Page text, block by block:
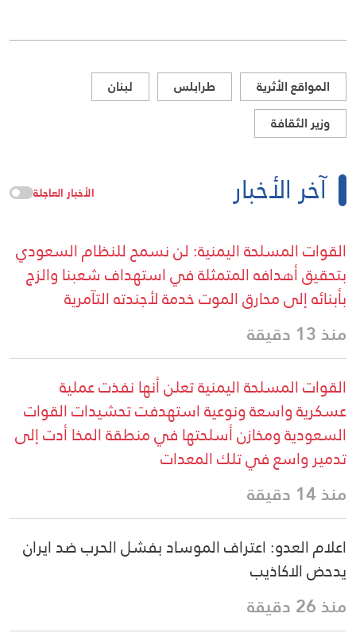
المواقع الأثرية طرابلس
لبنان
وزير الثقافة
آخر الأخبار الأخبار العاجلة
القوات المسلحة اليمنية: لن نسمح للنظام السعودي
بتحقيق أهدافه المتمثلة في استهداف شعبنا والزج
بأبنائه إلى محارق الموت خدمة لأجندته التآمرية
منذ 13 دقيقة
القوات المسلحة اليمنية تعلن أنها نفذت عملية
عسكرية واسعة ونوعية استهدفت تحشيدات القوات
السعودية ومخازن أسلحتها في منطقة المخا أدت إلى
تدمير واسع في تلك المعدات
منذ 14 دقيقة
اعلام العدو: اعتراف الموساد بفشل الحرب ضد ايران
يدحض الاكاذيب
منذ 26 دقيقة